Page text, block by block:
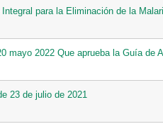
para la Eliminación de la
mayo 2022 Que aprueba la Guía
23 de julio de 2021